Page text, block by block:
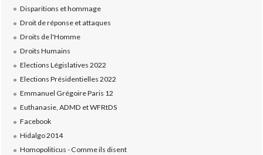
Disparitions et hommage
Droit de réponse et attaques
Droits de l'Homme
Droits Humains
Elections Législatives 2022
Elections Présidentielles 2022
Emmanuel Grégoire Paris 12
Euthanasie, ADMD et WFRtDS
Facebook
Hidalgo 2014
Homopoliticus - Comme ils disent